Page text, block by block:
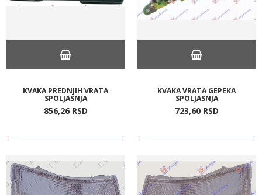
KVAKA PREDNJIH VRATA
SPOLJASNJA
856,26 RSD
KVAKA VRATA GEPEKA
SPOLJASNJA
723,60 RSD